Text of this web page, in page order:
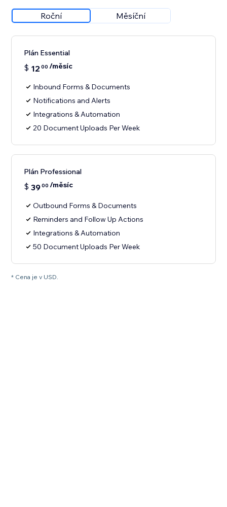
Roční Měsíční
Plán Essential
$ 12 00 /měsíc
Inbound Forms & Documents
Notifications and Alerts
Integrations & Automation
20 Document Uploads Per Week
Plán Professional
$ 3900 /měsíc
Outbound Forms & Documents
Reminders and Follow Up Actions
Integrations & Automation
50 Document Uploads Per Week
* Cena je v USD.